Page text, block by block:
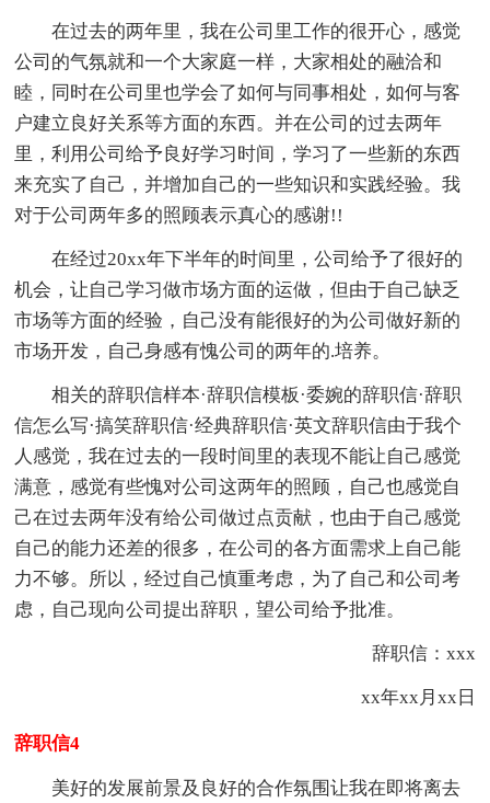
在过去的两年里，我在公司里工作的很开心，感觉
公司的气氛就和一个大家庭一样，大家相处的融洽和
睦，同时在公司里也学会了如何与同事相处，如何与客
户建立良好关系等方面的东西。并在公司的过去两年
里，利用公司给予良好学习时间，学习了一些新的东西
来充实了自己，并增加自己的一些知识和实践经验。我
对于公司两年多的照顾表示真心的感谢!!
在经过20xx年下半年的时间里，公司给予了很好的
机会，让自己学习做市场方面的运做，但由于自己缺乏
市场等方面的经验，自己没有能很好的为公司做好新的
市场开发，自己身感有愧公司的两年的.培养。
相关的辞职信样本·辞职信模板·委婉的辞职信·辞职
信怎么写·搞笑辞职信·经典辞职信·英文辞职信由于我个
人感觉，我在过去的一段时间里的表现不能让自己感觉
满意，感觉有些愧对公司这两年的照顾，自己也感觉自
己在过去两年没有给公司做过点贡献，也由于自己感觉
自己的能力还差的很多，在公司的各方面需求上自己能
力不够。所以，经过自己慎重考虑，为了自己和公司考
虑，自己现向公司提出辞职，望公司给予批准。
辞职信：xxx
xx年xx月xx日
辞职信4
美好的发展前景及良好的合作氛围让我在即将离去